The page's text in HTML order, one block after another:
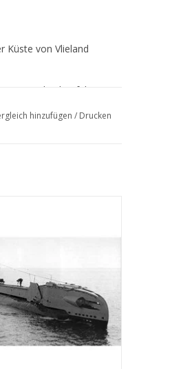
Küste von Vlieland
durchgeführt
Antillen und
zum Abwracken
hinzufügen / Drucken